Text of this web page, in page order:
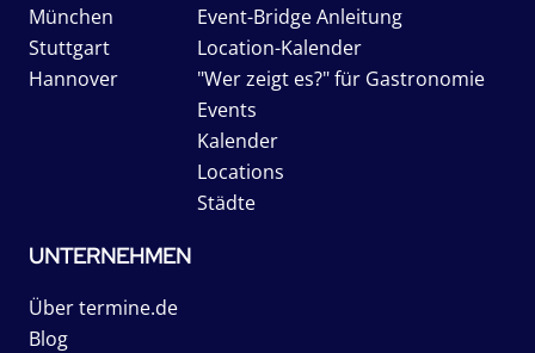
München
Stuttgart
Hannover
Event-Bridge Anleitung
Location-Kalender
"Wer zeigt es?" für Gastronomie
Events
Kalender
Locations
Städte
UNTERNEHMEN
Über termine.de
Blog